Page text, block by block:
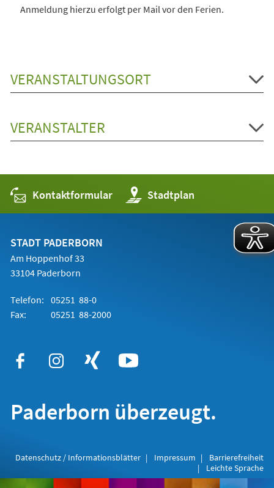
Anmeldung hierzu erfolgt per Mail vor den Ferien.
VERANSTALTUNGSORT
VERANSTALTER
Kontaktformular Stadtplan
(Öffnet
in
einem
STADT PADERBORN
Am Hoppenhof 33
33104 Paderborn
Telefon: 05251 88-0
Fax:
05251 88-2000
Paderborn überzeugt.
Datenschutz / Informationsblätter Impressum
Barrierefreiheit
Leichte Sprache